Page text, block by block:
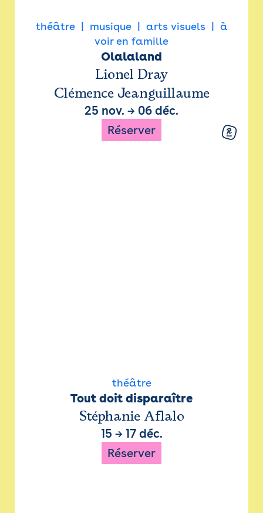
théâtre musique arts visuels
à
voir en famille
Olalaland
Lionel Dray
Clémence Jeanguillaume
25 nov. → 06 déc.
Réserver
théâtre
Tout doit disparaître
Stéphanie Aflalo
15 → 17 déc.
Réserver